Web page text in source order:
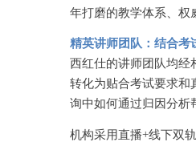
年打磨的教学体系、权
精英讲师团队：结合考
西红仕的讲师团队均经
转化为贴合考试要求和
询中如何通过归因分析
机构采用直播+线下双